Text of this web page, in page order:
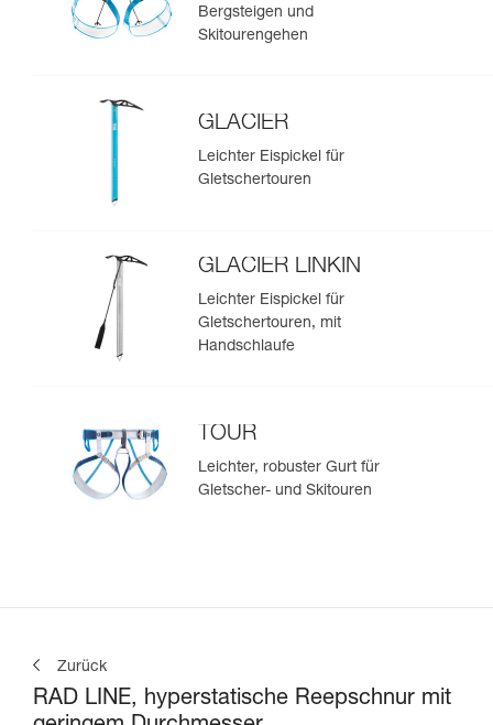
Bergsteigen und
Skitourengehen
GLACIER
Leichter Eispickel für
Gletschertouren
GLACIER LINKIN
Leichter Eispickel für
Gletschertouren, mit
Handschlaufe
TOUR
Leichter, robuster Gurt für
Gletscher- und Skitouren
Zurück
RAD LINE, hyperstatische Reepschnur mit